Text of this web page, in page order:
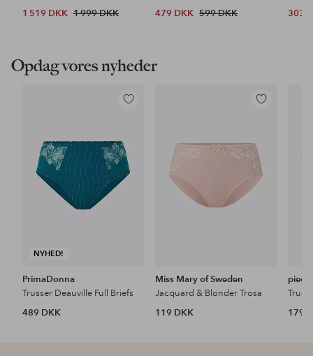
1 519 DKK 1 999 DKK
479 DKK 599 DKK
303
Opdag vores nyheder
NYHED!
Tilføj
PrimaDonna
Trusser Deauville Full Briefs
489 DKK
Tilføj
Miss Mary of Sweden
Jacquard & Blonder Trosa
119 DKK
179